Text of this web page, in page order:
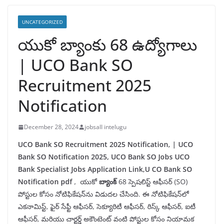
UNCATEGORIZED
యుకో బ్యాంకు 68 ఉద్యోగాలు
| UCO Bank SO
Recruitment 2025
Notification
December 28, 2024 jobsall intelugu
UCO Bank SO Recruitment 2025 Notification, | UCO
Bank SO Notification 2025, UCO Bank SO Jobs UCO
Bank Specialist Jobs Application Link,U CO Bank SO
Notification pdf , యుకోబ్యాంక్68 స్పెషలిస్ట్ ఆఫీసర్ (SO)
పోస్టుల కోసం నోటిఫికేషన్‌ను విడుదల చేసింది. ఈ నోటిఫికేషన్‌లో
ఎకనామిస్ట్, ఫైర్ సేఫ్టీ ఆఫీసర్, సెక్యూరిటీ ఆఫీసర్, రిస్క్ ఆఫీసర్, ఐటీ
ఆఫీసర్, మరియు చార్టర్డ్ అకౌంటెంట్ వంటి పోస్టుల కోసం నియామక